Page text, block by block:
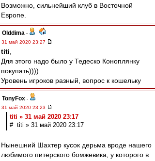
Возможно, сильнейший клуб в Восточной
Европе.
Olddima -
31 май 2020 23:27
titi
Для этого надо было у Тедеско Коноплянку
покупать))))
Уровень игроков разный, вопрос к кошельку
TonyFox -
31 май 2020 23:23
titi » 31 май 2020 23:17
# titi » 31 май 2020 23:17
Нынешний Шахтер кусок дерьма вроде нашего
любимого питерского бомжевика, у которого в